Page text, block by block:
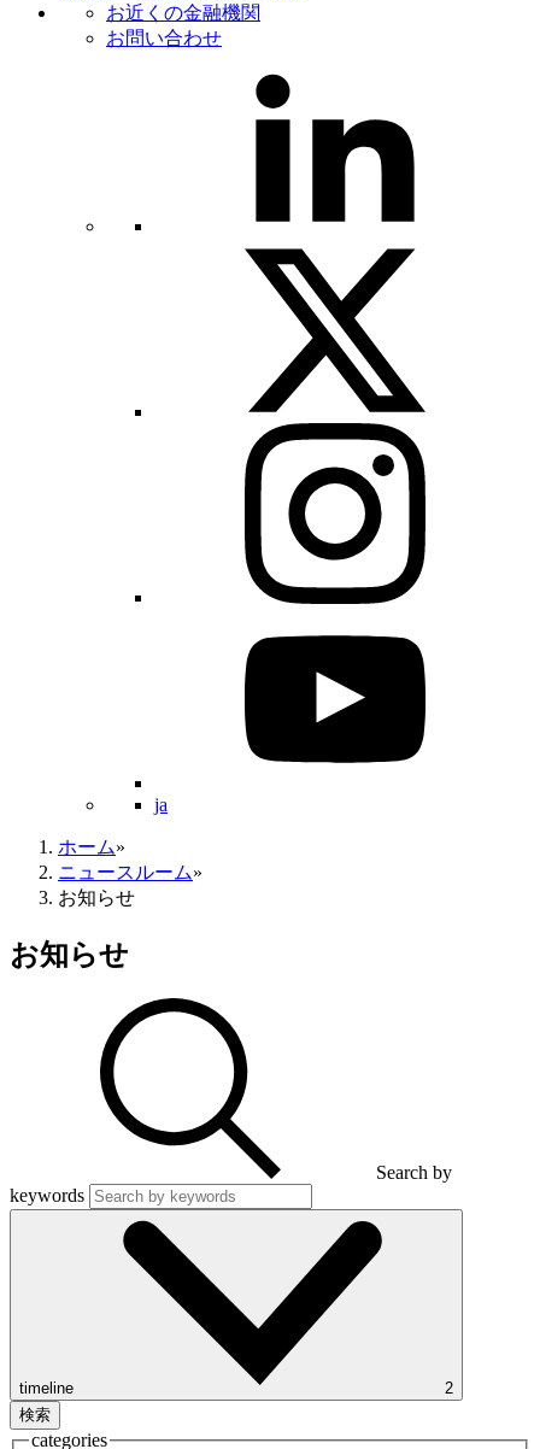
お近くの金融機関
お問い合わせ
ja
ホーム»
ニュースルーム»
お知らせ
お知らせ
Search by
keywords
timeline
2
検索
categories